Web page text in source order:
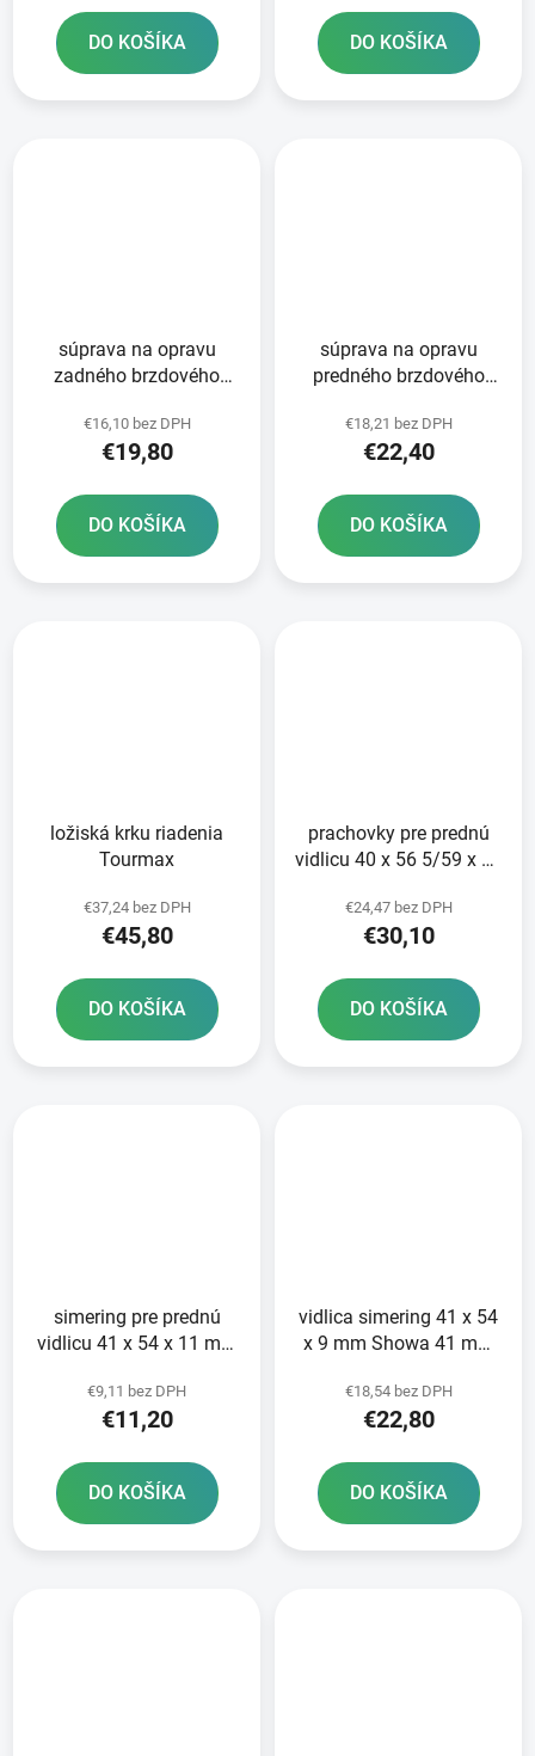
DO KOŠÍKA DO KOŠÍKA
súprava na opravu
zadného brzdového
€16,10 bez DPH
€19,80
DO KOŠÍKA
súprava na opravu
predného brzdového
€18,21 bez DPH
€22,40
DO KOŠÍKA
ložiská krku riadenia
Tourmax
€37,24 bez DPH
€45,80
DO KOŠÍKA
prachovky pre prednú
vidlicu 40 x 56 5/59 x 15
ATHENA sada pre 2
tlmiče
€24,47 bez DPH
€30,10
DO KOŠÍKA
simering pre prednú
vidlicu 41 x 54 x 11 mm
sada na opravu 2
tlmičov
€9,11 bez DPH
€11,20
DO KOŠÍKA
vidlica simering 41 x 54
x 9 mm Showa 41 mm
€18,54 bez DPH
€22,80
DO KOŠÍKA